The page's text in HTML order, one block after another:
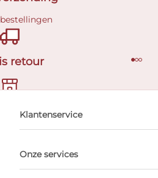
retour
afspraak
Klantenservice
Onze services